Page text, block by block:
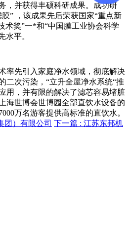
，并获得丰硕科研成果。成功研
” ，该成果先后荣获国家“重点新
术奖”一*和“中国膜工业协会科学
水平。
率先引入家庭净水领域，彻底解决
二次污染，“立升全屋净水系统“推
用，并有限的解决了滤芯容易堵脏
海世博会世博园全部直饮水设备的
万名游客提供高标准的直饮水。
团）有限公司 下一篇 : 江苏东邦机